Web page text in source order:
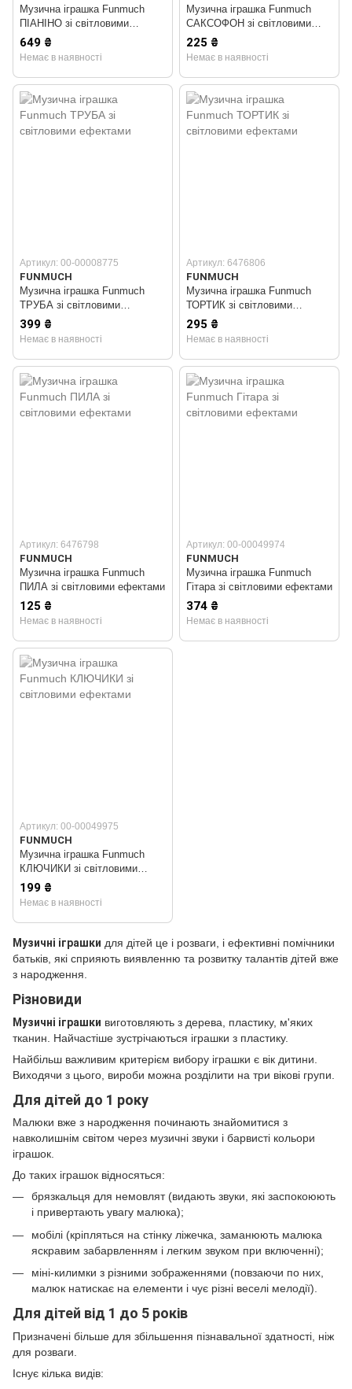
Музична іграшка Funmuch
ПІАНІНО зі світловими
ефектами
649 ₴
Немає в наявності
Музична іграшка Funmuch
САКСОФОН зі світловими
ефектами
225 ₴
Немає в наявності
Артикул: 00-00008775
FUNMUCH
Музична іграшка Funmuch
ТРУБА зі світловими
ефектами
399 ₴
Немає в наявності
Артикул: 6476806
FUNMUCH
Музична іграшка Funmuch
ТОРТИК зі світловими
ефектами
295 ₴
Немає в наявності
Артикул: 6476798
FUNMUCH
Музична іграшка Funmuch
ПИЛА зі світловими ефектами
125 ₴
Немає в наявності
Артикул: 00-00049974
FUNMUCH
Музична іграшка Funmuch
Гітара зі світловими ефектами
374 ₴
Немає в наявності
Артикул: 00-00049975
FUNMUCH
Музична іграшка Funmuch
КЛЮЧИКИ зі світловими
ефектами
199 ₴
Немає в наявності
Музичні іграшки для дітей це і розваги, і ефективні помічники
батьків, які сприяють виявленню та розвитку талантів дітей вже
з народження.
Різновиди
Музичні іграшки виготовляють з дерева, пластику, м'яких
тканин. Найчастіше зустрічаються іграшки з пластику.
Найбільш важливим критерієм вибору іграшки є вік дитини.
Виходячи з цього, вироби можна розділити на три вікові групи.
Для дітей до 1 року
Малюки вже з народження починають знайомитися з
навколишнім світом через музичні звуки і барвисті кольори
іграшок.
До таких іграшок відносяться:
брязкальця для немовлят (видають звуки, які заспокоюють
і привертають увагу малюка);
мобілі (кріпляться на стінку ліжечка, заманюють малюка
яскравим забарвленням і легким звуком при включенні);
міні-килимки з різними зображеннями (повзаючи по них,
малюк натискає на елементи і чує різні веселі мелодії).
Для дітей від 1 до 5 років
Призначені більше для збільшення пізнавальної здатності, ніж
для розваги.
Існує кілька видів: